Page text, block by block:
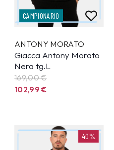
CAMPIONARIO
ANTONY MORATO
Giacca Antony Morato
Nera tg.L
169,00 €
102,99€
40%